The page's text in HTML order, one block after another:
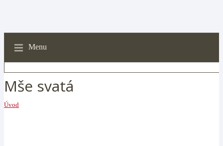
Menu
Mše svatá
Úvod